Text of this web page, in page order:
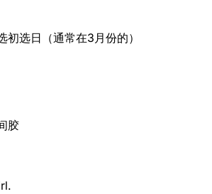
初选日（通常在3月份的）
胶